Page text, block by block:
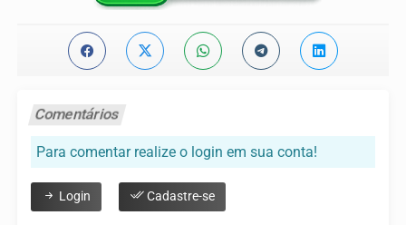
Comentários
Para comentar realize o login em sua conta!
Login Cadastre-se